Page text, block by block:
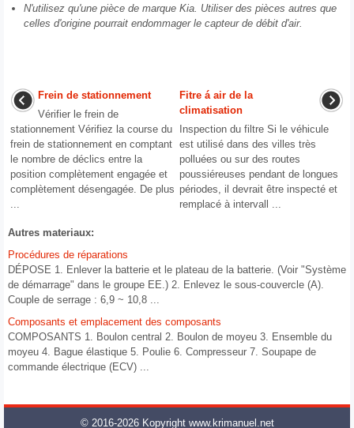
N'utilisez qu'une pièce de marque Kia. Utiliser des pièces autres que
celles d'origine pourrait endommager le capteur de débit d'air.
Frein de stationnement
Vérifier le frein de
stationnement Vérifiez la course du
frein de stationnement en comptant
le nombre de déclics entre la
position complètement engagée et
complètement désengagée. De plus
...
Fitre á air de la
climatisation
Inspection du filtre Si le véhicule
est utilisé dans des villes très
polluées ou sur des routes
poussiéreuses pendant de longues
périodes, il devrait être inspecté et
remplacé à intervall ...
Autres materiaux:
Procédures de réparations
DÉPOSE 1. Enlever la batterie et le plateau de la batterie. (Voir "Système
de démarrage" dans le groupe EE.) 2. Enlevez le sous-couvercle (A).
Couple de serrage : 6,9 ~ 10,8 ...
Composants et emplacement des composants
COMPOSANTS 1. Boulon central 2. Boulon de moyeu 3. Ensemble du
moyeu 4. Bague élastique 5. Poulie 6. Compresseur 7. Soupape de
commande électrique (ECV) ...
© 2016-2026 Kopyright www.krimanuel.net